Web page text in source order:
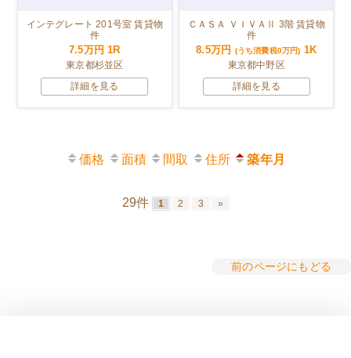
インテグレート 201号室 賃貸物
件
7.5万円1R
東京都杉並区
詳細を見る
ＣＡＳＡ ＶＩＶＡⅡ 3階 賃貸物
件
8.5万円 (うち消費税0万円) 1K
東京都中野区
詳細を見る
価格 面積 間取 住所 築年月
29件 1 2 3 »
前のページにもどる